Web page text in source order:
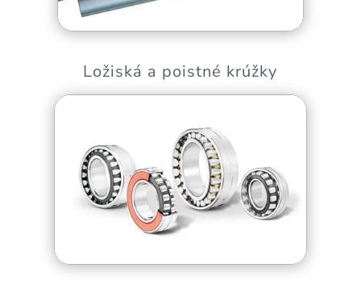
Ložiská a poistné krúžky